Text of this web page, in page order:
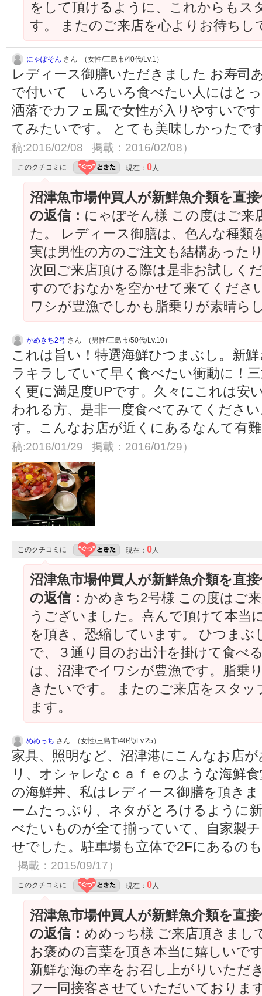
をして頂けるように、これからもス
す。 またのご来店を心よりお待ちし
にゃぽそん さん （女性/三島市/40代/Lv.1）
レディース御膳いただきました お寿
で付いて いろいろ食べたい人にはと
洒落でカフェ風で女性が入りやすいで
てみたいです。 とても美味しかった
稿:2016/02/08 掲載：2016/02/08）
このクチコミに 現在： 0 人
沼津魚市場仲買人が新鮮魚介類を直
の返信： にゃぽそん様 この度はご
た。 レディース御膳は、色んな種類
実は男性の方のご注文も結構あった
次回ご来店頂ける際は是非お試しく
すのでおなかを空かせて来てくださ
ワシが豊漁でしかも脂乗りが素晴ら
かめきち2号 さん （男性/三島市/50代/Lv.10）
これは旨い！特選海鮮ひつまぶし。新
ラキラしていて早く食べたい衝動に！
く更に満足度UPです。久々にこれは安
われる方、是非一度食べてみてくださ
す。こんなお店が近くにあるなんて有
稿:2016/01/29 掲載：2016/01/29）
このクチコミに 現在： 0 人
沼津魚市場仲買人が新鮮魚介類を直
の返信： かめきち2号様 この度はご
うございました。喜んで頂けて本当
を頂き、恐縮しています。 ひつま
で、３通り目のお出汁を掛けて食べ
は、沼津でイワシが豊漁です。脂乗
きたいです。 またのご来店をスタ
ます。
めめっち さん （女性/三島市/40代/Lv.25）
家具、照明など、沼津港にこんなお店
リ、オシャレなｃａｆｅのような海鮮
の海鮮丼、私はレディース御膳を頂き
ームたっぷり、ネタがとろけるように
べたいものが全て揃っていて、自家製
せでした。駐車場も立体で2Fにあるの
掲載：2015/09/17）
このクチコミに 現在： 0 人
沼津魚市場仲買人が新鮮魚介類を直
の返信： めめっち様 ご来店頂きまし
お褒めの言葉を頂き本当に嬉しいで
新鮮な海の幸をお召し上がりいただ
フ一同接客させていただいておりま